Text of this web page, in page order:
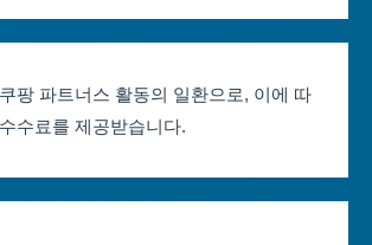
일정
일정
팡 파트너스 활동의 일환으로, 이에 따
수료를 제공받습니다.